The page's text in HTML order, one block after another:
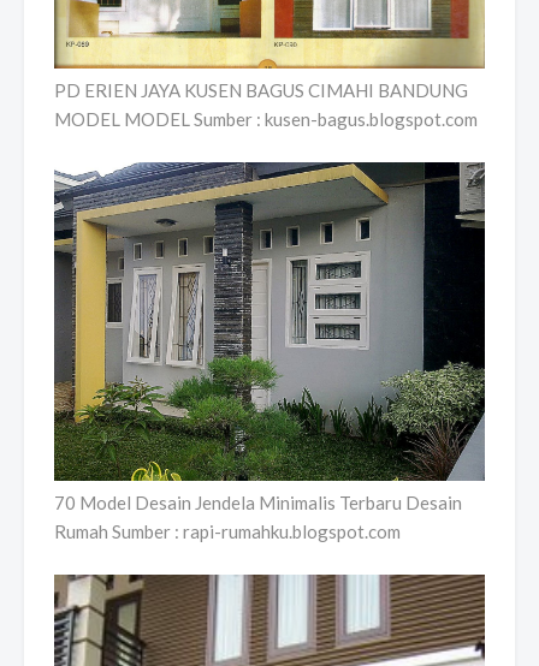
PD ERIEN JAYA KUSEN BAGUS CIMAHI BANDUNG
MODEL MODEL Sumber : kusen-bagus.blogspot.com
70 Model Desain Jendela Minimalis Terbaru Desain
Rumah Sumber : rapi-rumahku.blogspot.com